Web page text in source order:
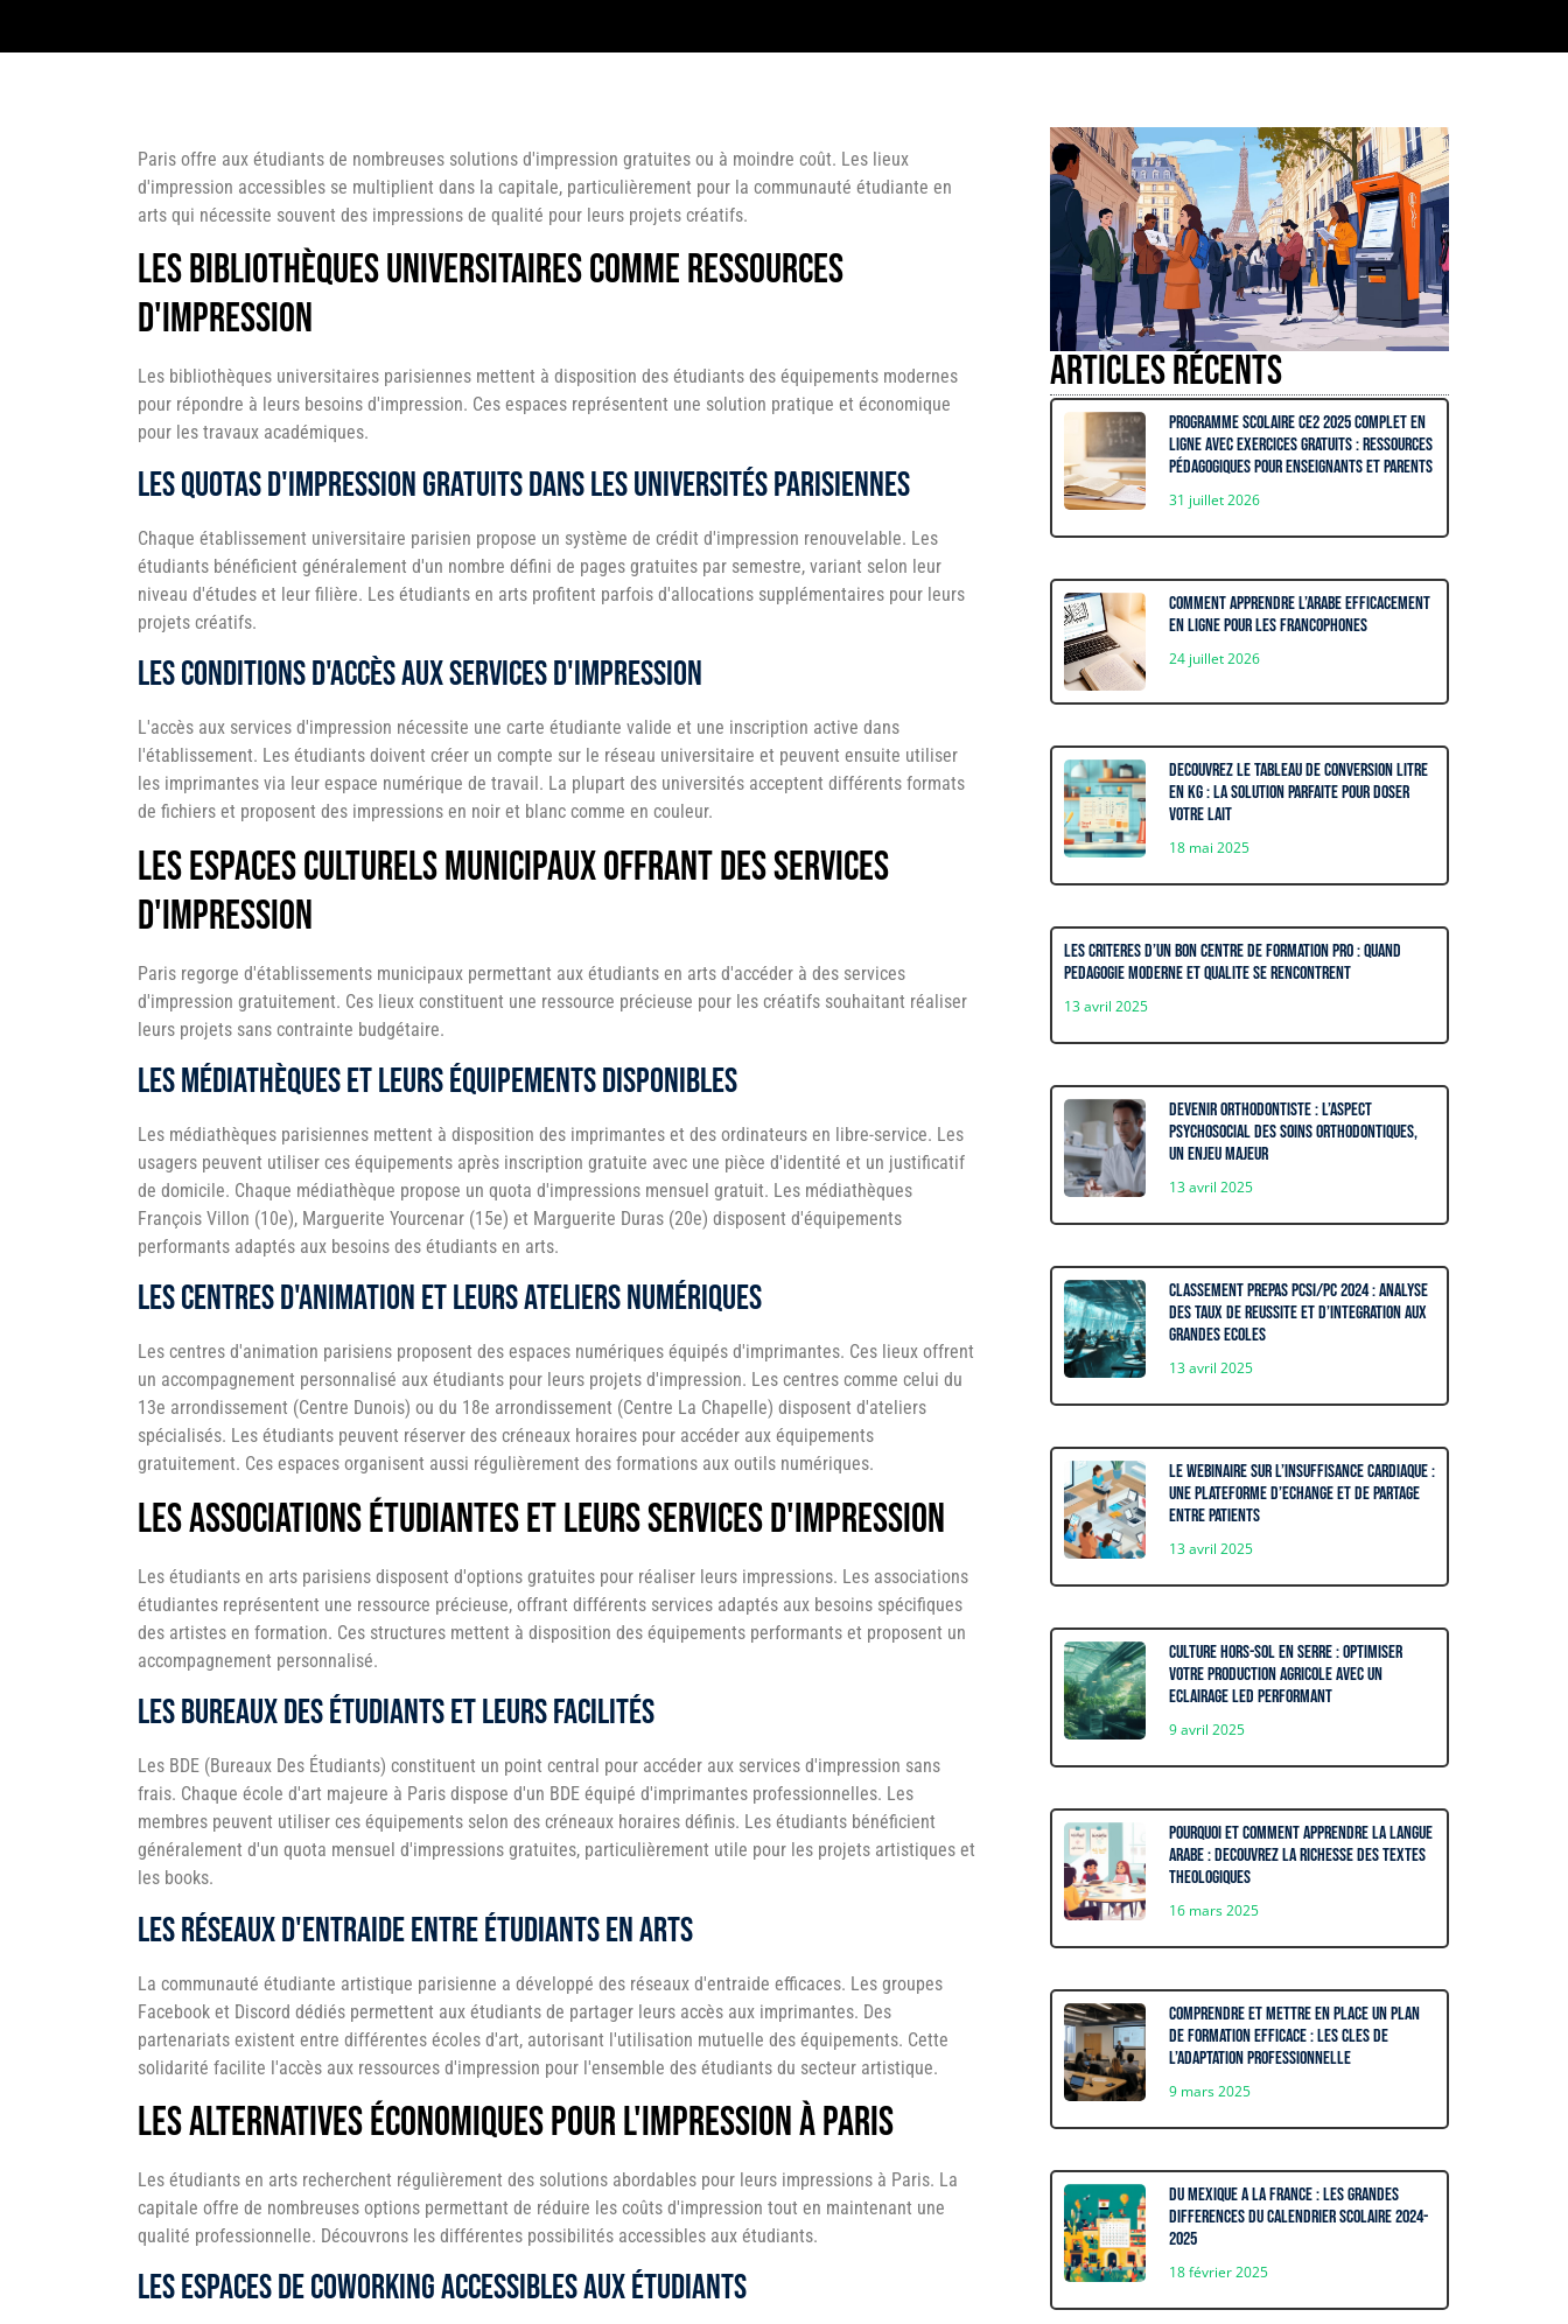
Paris offre aux étudiants de nombreuses solutions d'impression gratuites ou à moindre coût. Les lieux
d'impression accessibles se multiplient dans la capitale, particulièrement pour la communauté étudiante en
arts qui nécessite souvent des impressions de qualité pour leurs projets créatifs.
Les bibliothèques universitaires comme ressources
d'impression
Les bibliothèques universitaires parisiennes mettent à disposition des étudiants des équipements modernes
pour répondre à leurs besoins d'impression. Ces espaces représentent une solution pratique et économique
pour les travaux académiques.
Les quotas d'impression gratuits dans les universités parisiennes
Chaque établissement universitaire parisien propose un système de crédit d'impression renouvelable. Les
étudiants bénéficient généralement d'un nombre défini de pages gratuites par semestre, variant selon leur
niveau d'études et leur filière. Les étudiants en arts profitent parfois d'allocations supplémentaires pour leurs
projets créatifs.
Les conditions d'accès aux services d'impression
L'accès aux services d'impression nécessite une carte étudiante valide et une inscription active dans
l'établissement. Les étudiants doivent créer un compte sur le réseau universitaire et peuvent ensuite utiliser
les imprimantes via leur espace numérique de travail. La plupart des universités acceptent différents formats
de fichiers et proposent des impressions en noir et blanc comme en couleur.
Les espaces culturels municipaux offrant des services
d'impression
Paris regorge d'établissements municipaux permettant aux étudiants en arts d'accéder à des services
d'impression gratuitement. Ces lieux constituent une ressource précieuse pour les créatifs souhaitant réaliser
leurs projets sans contrainte budgétaire.
Les médiathèques et leurs équipements disponibles
Les médiathèques parisiennes mettent à disposition des imprimantes et des ordinateurs en libre-service. Les
usagers peuvent utiliser ces équipements après inscription gratuite avec une pièce d'identité et un justificatif
de domicile. Chaque médiathèque propose un quota d'impressions mensuel gratuit. Les médiathèques
François Villon (10e), Marguerite Yourcenar (15e) et Marguerite Duras (20e) disposent d'équipements
performants adaptés aux besoins des étudiants en arts.
Les centres d'animation et leurs ateliers numériques
Les centres d'animation parisiens proposent des espaces numériques équipés d'imprimantes. Ces lieux offrent
un accompagnement personnalisé aux étudiants pour leurs projets d'impression. Les centres comme celui du
13e arrondissement (Centre Dunois) ou du 18e arrondissement (Centre La Chapelle) disposent d'ateliers
spécialisés. Les étudiants peuvent réserver des créneaux horaires pour accéder aux équipements
gratuitement. Ces espaces organisent aussi régulièrement des formations aux outils numériques.
Les associations étudiantes et leurs services d'impression
Les étudiants en arts parisiens disposent d'options gratuites pour réaliser leurs impressions. Les associations
étudiantes représentent une ressource précieuse, offrant différents services adaptés aux besoins spécifiques
des artistes en formation. Ces structures mettent à disposition des équipements performants et proposent un
accompagnement personnalisé.
Les bureaux des étudiants et leurs facilités
Les BDE (Bureaux Des Étudiants) constituent un point central pour accéder aux services d'impression sans
frais. Chaque école d'art majeure à Paris dispose d'un BDE équipé d'imprimantes professionnelles. Les
membres peuvent utiliser ces équipements selon des créneaux horaires définis. Les étudiants bénéficient
généralement d'un quota mensuel d'impressions gratuites, particulièrement utile pour les projets artistiques et
les books.
Les réseaux d'entraide entre étudiants en arts
La communauté étudiante artistique parisienne a développé des réseaux d'entraide efficaces. Les groupes
Facebook et Discord dédiés permettent aux étudiants de partager leurs accès aux imprimantes. Des
partenariats existent entre différentes écoles d'art, autorisant l'utilisation mutuelle des équipements. Cette
solidarité facilite l'accès aux ressources d'impression pour l'ensemble des étudiants du secteur artistique.
Les alternatives économiques pour l'impression à Paris
Les étudiants en arts recherchent régulièrement des solutions abordables pour leurs impressions à Paris. La
capitale offre de nombreuses options permettant de réduire les coûts d'impression tout en maintenant une
qualité professionnelle. Découvrons les différentes possibilités accessibles aux étudiants.
Les espaces de coworking accessibles aux étudiants
Articles récents
Programme Scolaire CE2 2025 complet en
ligne avec exercices gratuits : ressources
pédagogiques pour enseignants et parents
31 juillet 2026
Comment apprendre l’arabe efficacement
en ligne pour les francophones
24 juillet 2026
Decouvrez le tableau de conversion litre
en kg : La solution parfaite pour doser
votre lait
18 mai 2025
Les criteres d’un bon centre de formation pro : quand
pedagogie moderne et qualite se rencontrent
13 avril 2025
Devenir orthodontiste : l’aspect
psychosocial des soins orthodontiques,
un enjeu majeur
13 avril 2025
Classement prepas PCSI/PC 2024 : Analyse
des taux de reussite et d’integration aux
grandes ecoles
13 avril 2025
Le webinaire sur l’insuffisance cardiaque :
Une plateforme d’echange et de partage
entre patients
13 avril 2025
Culture hors-sol en serre : optimiser
votre production agricole avec un
eclairage LED performant
9 avril 2025
Pourquoi et comment apprendre la langue
arabe : decouvrez la richesse des textes
theologiques
16 mars 2025
Comprendre et mettre en place un plan
de formation efficace : les cles de
l’adaptation professionnelle
9 mars 2025
Du Mexique a la France : Les grandes
differences du calendrier scolaire 2024-
2025
18 février 2025